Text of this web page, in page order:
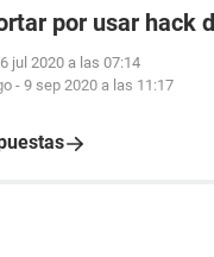
por usar hack
6 jul 2020 a las 07:14
- 9 sep 2020 a las 11:17